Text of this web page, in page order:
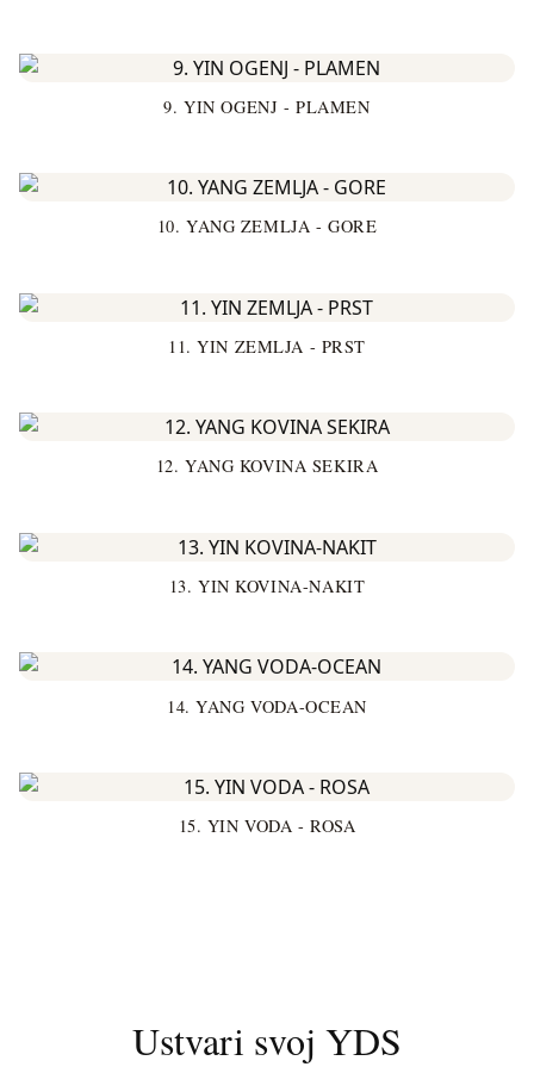
9. YIN OGENJ - PLAMEN
10. YANG ZEMLJA - GORE
11. YIN ZEMLJA - PRST
12. YANG KOVINA SEKIRA
13. YIN KOVINA-NAKIT
14. YANG VODA-OCEAN
15. YIN VODA - ROSA
Ustvari svoj YDS